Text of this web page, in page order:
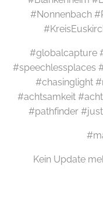
#Nonnenbach
#globalcapture
#speechlessplaces
#chasinglight
#achtsamkeit
#pathfinder
Kein Update